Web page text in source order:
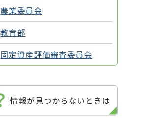
農業委員会
教育部
固定資産評価審査委員会
情報が見つからないときは